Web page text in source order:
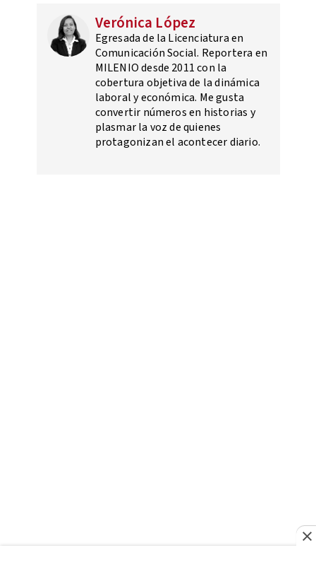
Verónica López
Egresada de la Licenciatura en
Comunicación Social. Reportera en
MILENIO desde 2011 con la
cobertura objetiva de la dinámica
laboral y económica. Me gusta
convertir números en historias y
plasmar la voz de quienes
protagonizan el acontecer diario.